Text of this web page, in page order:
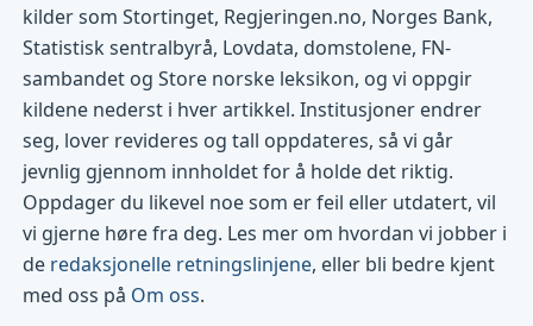
kilder som Stortinget, Regjeringen.no, Norges Bank,
Statistisk sentralbyrå, Lovdata, domstolene, FN-
sambandet og Store norske leksikon, og vi oppgir
kildene nederst i hver artikkel. Institusjoner endrer
seg, lover revideres og tall oppdateres, så vi går
jevnlig gjennom innholdet for å holde det riktig.
Oppdager du likevel noe som er feil eller utdatert, vil
vi gjerne høre fra deg. Les mer om hvordan vi jobber i
de redaksjonelle retningslinjene, eller bli bedre kjent
med oss på Om oss.